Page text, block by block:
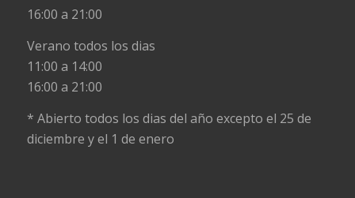
16:00 a 21:00
Verano todos los dias
11:00 a 14:00
16:00 a 21:00
* Abierto todos los dias del año excepto el 25 de
diciembre y el 1 de enero